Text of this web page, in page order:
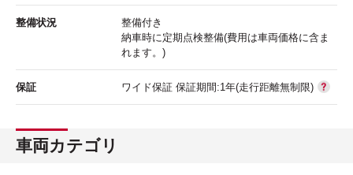
整備状況
整備付き
納車時に定期点検整備(費用は車両価格に含ま
れます。)
保証 ワイド保証 保証期間:1年(走行距離無制限)
車両カテゴリ